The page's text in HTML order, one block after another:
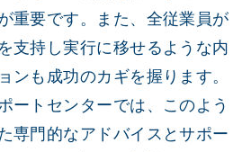
重要です。また、全従業員が
支持し実行に移せるような内
ンも成功のカギを握ります。
ートセンターでは、このよう
専門的なアドバイスとサポー